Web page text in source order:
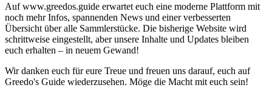
Auf www.greedos.guide erwartet euch eine moderne Plattform mit
noch mehr Infos, spannenden News und einer verbesserten
Übersicht über alle Sammlerstücke. Die bisherige Website wird
schrittweise eingestellt, aber unsere Inhalte und Updates bleiben
euch erhalten – in neuem Gewand!
Wir danken euch für eure Treue und freuen uns darauf, euch auf
Greedo's Guide wiederzusehen. Möge die Macht mit euch sein!